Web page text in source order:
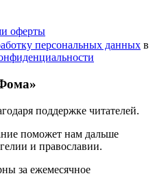
оферты
персональных данных в
поддержке читателей.
поможет нам дальше
и православии.
за ежемесячное